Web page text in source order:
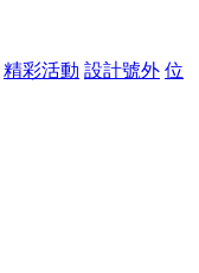
精彩活動 設計號外 位